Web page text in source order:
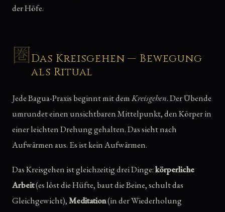
der Höfe.
圏Das Kreisgehen — Bewegung
als Ritual
Jede Bagua-Praxis beginnt mit demKreisgehen. Der Übende
umrundet einen unsichtbaren Mittelpunkt, den Körper in
einer leichten Drehung gehalten. Das sieht nach
Aufwärmen aus. Es ist kein Aufwärmen.
Das Kreisgehen ist gleichzeitig drei Dinge:körperliche
Arbeit(es löst die Hüfte, baut die Beine, schult das
Gleichgewicht),Meditation(in der Wiederholung